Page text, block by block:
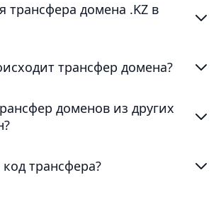
трансфера домена .KZ в
трансфер домена?
доменов из других
трансфера?